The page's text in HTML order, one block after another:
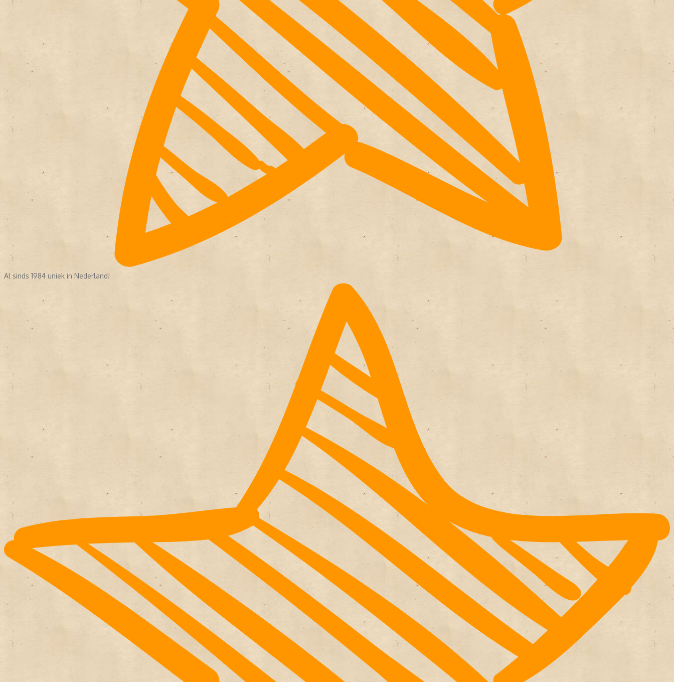
Al sinds 1984 uniek in Nederland!